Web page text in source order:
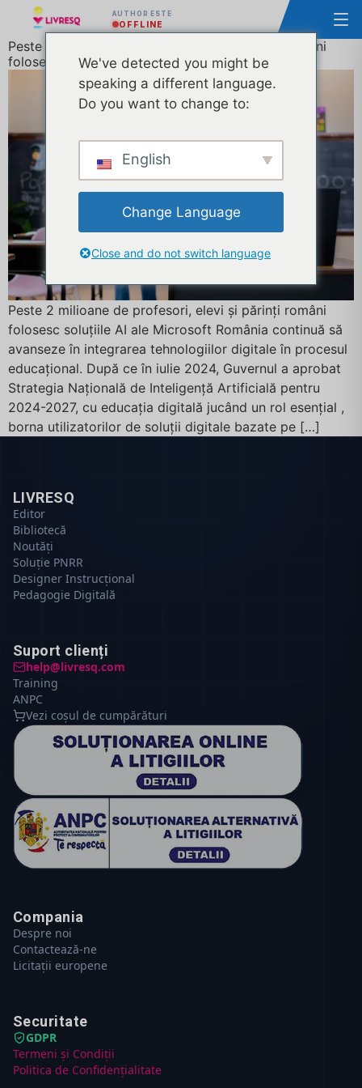
AUTHOR ESTE
OFFLINE
Peste 2 milioane de profesori, elevi și părinți români
folosesc soluțiile AI ale Microsoft
Peste 2 milioane de profesori, elevi și părinți români
folosesc soluțiile AI ale Microsoft România continuă să
avanseze în integrarea tehnologiilor digitale în procesul
educațional. După ce în iulie 2024, Guvernul a aprobat
Strategia Națională de Inteligență Artificială pentru
2024-2027, cu educația digitală jucând un rol esențial ,
borna utilizatorilor de soluții digitale bazate pe […]
LIVRESQ
Editor
Bibliotecă
Noutăți
Soluție PNRR
Designer Instrucțional
Pedagogie Digitală
Suport clienți
help@livresq.com
Training
ANPC
Vezi coșul de cumpărături
Compania
Despre noi
Contactează-ne
Licitații europene
Securitate
GDPR
Termeni și Condiții
Politica de Confidențialitate
We've detected you might be
speaking a different language.
Do you want to change to:
English
Change Language
Close and do not switch language